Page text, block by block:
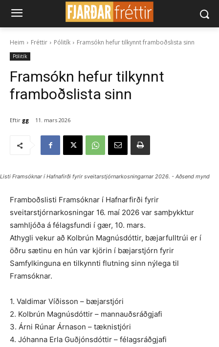
Heim Fréttir Pólitík Framsókn hefur tilkynnt framboðslista sinn
Pólitík
Framsókn hefur tilkynnt
framboðslista sinn
Eftir gg 11. mars 2026
Listi Framsóknar í Hafnafirði fyrir sveitarstjórnarkosningarnar 2026. - Aðsend mynd
Framboðslisti Framsóknar í Hafnarfirði fyrir
sveitarstjórnarkosningar 16. maí 2026 var samþykktur
samhljóða á félagsfundi í gær, 10. mars.
Athygli vekur að Kolbrún Magnúsdóttir, bæjarfulltrúi er í
öðru sætinu en hún var kjörin í bæjarstjórn fyrir
Samfylkinguna en tilkynnti flutning sinn nýlega til
Framsóknar.
1. Valdimar Víðisson – bæjarstjóri
2. Kolbrún Magnúsdóttir – mannauðsráðgjafi
3. Árni Rúnar Árnason – tæknistjóri
4. Jóhanna Erla Guðjónsdóttir – félagsráðgjafi